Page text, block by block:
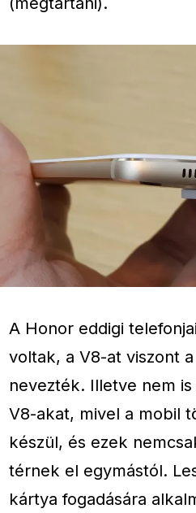
A Honor eddigi
voltak, a V8-at viszont
nevezték. Illetve nem
V8-akat, mivel a mobil
készül, és ezek
térnek el egymástól.
kártya fogadására